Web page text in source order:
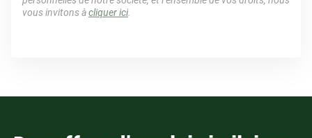
vous invitons àcliquer ici.